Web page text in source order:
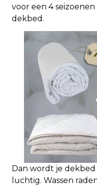
voor een 4
dekbed.
Dan wordt je
luchtig. Wassen